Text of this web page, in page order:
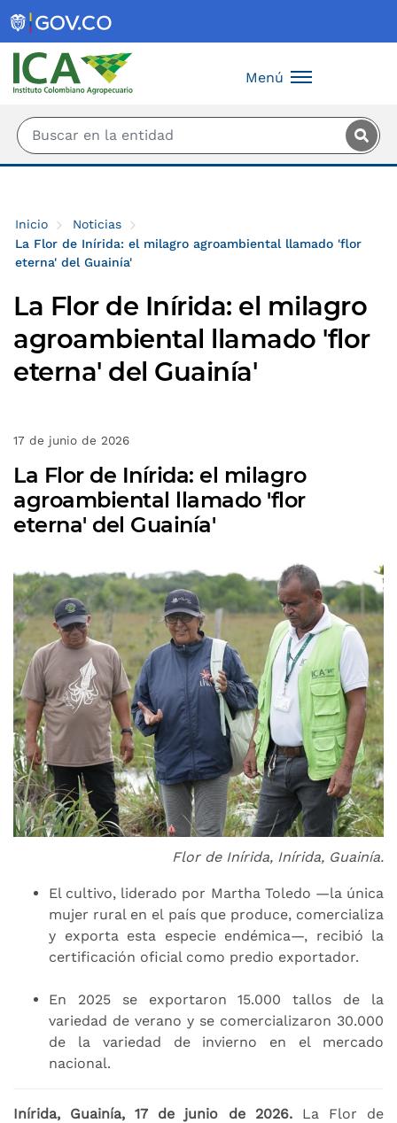
Menú
Inicio
Noticias
La Flor de Inírida: el milagro agroambiental llamado 'flor
eterna' del Guainía'
La Flor de Inírida: el milagro
agroambiental llamado 'flor
eterna' del Guainía'
17 de junio de 2026
La Flor de Inírida: el milagro
agroambiental llamado 'flor
eterna' del Guainía'
Flor de Inírida, Inírida, Guainía.
El cultivo, liderado por Martha Toledo —la única
mujer rural en el país que produce, comercializa
y exporta esta especie endémica—, recibió la
certificación oficial como predio exportador.
En 2025 se exportaron 15.000 tallos de la
variedad de verano y se comercializaron 30.000
de la variedad de invierno en el mercado
nacional.
Inírida, Guainía, 17 de junio de 2026.La Flor de